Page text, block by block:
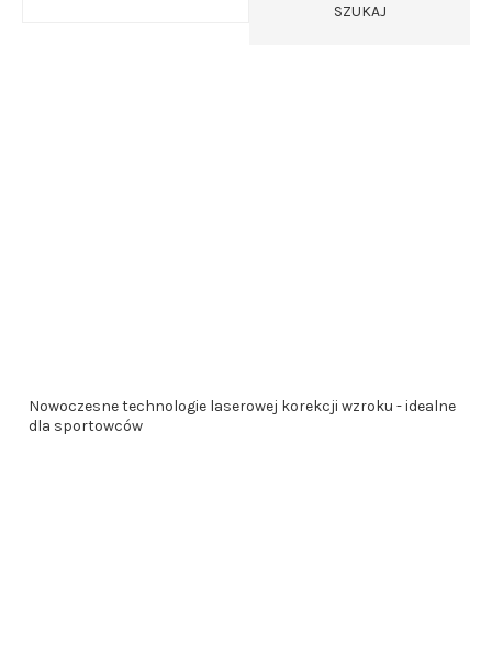
SZUKAJ
Nowoczesne technologie laserowej korekcji wzroku - idealne
dla sportowców